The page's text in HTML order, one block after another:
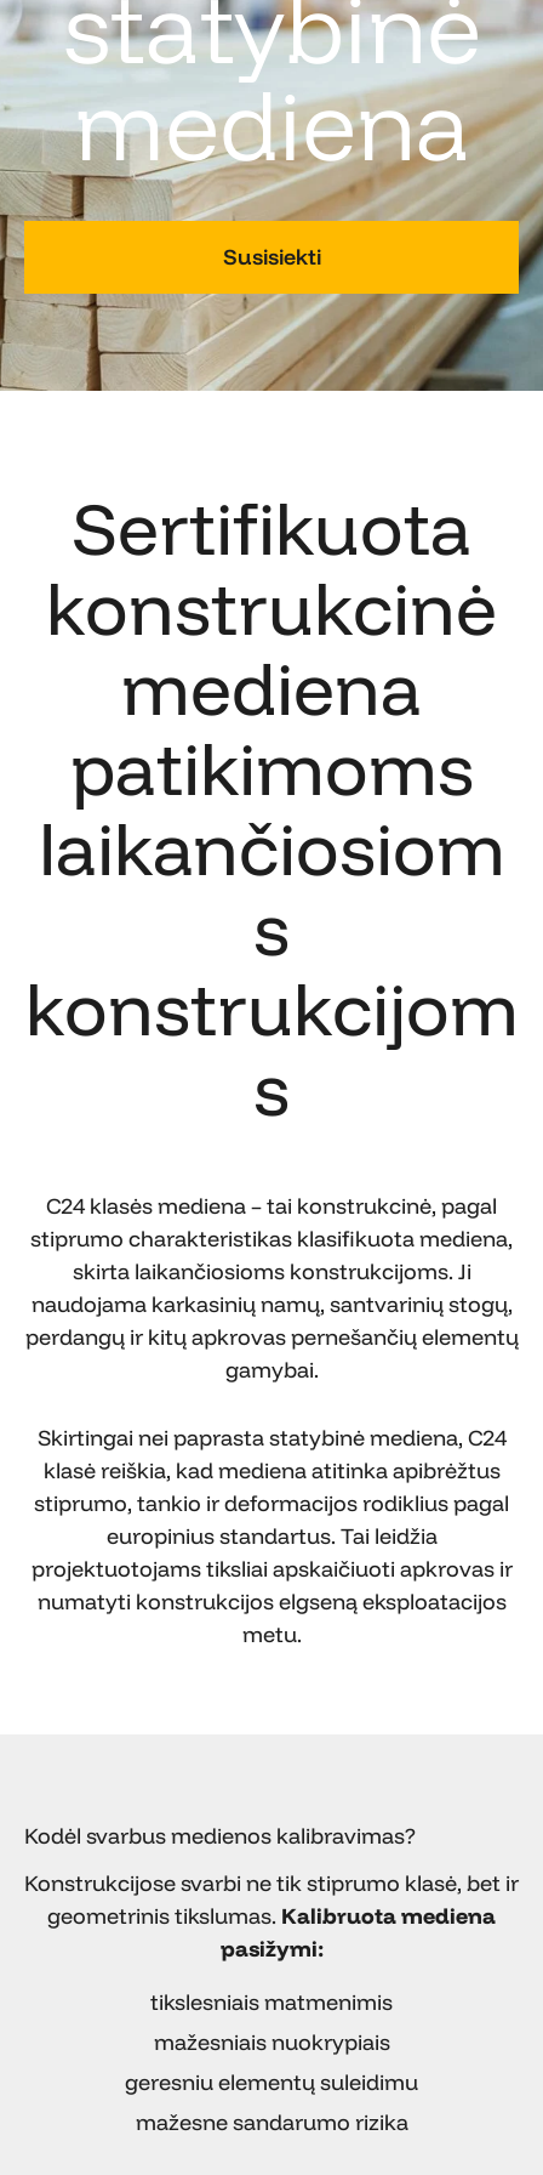
statybinė
mediena
Susisiekti
Sertifikuota
konstrukcinė
mediena
patikimoms
laikančiosiom
s
konstrukcijom
s
C24 klasės mediena – tai konstrukcinė, pagal
stiprumo charakteristikas klasifikuota mediena,
skirta laikančiosioms konstrukcijoms. Ji
naudojama karkasinių namų, santvarinių stogų,
perdangų ir kitų apkrovas pernešančių elementų
gamybai.
Skirtingai nei paprasta statybinė mediena, C24
klasė reiškia, kad mediena atitinka apibrėžtus
stiprumo, tankio ir deformacijos rodiklius pagal
europinius standartus. Tai leidžia
projektuotojams tiksliai apskaičiuoti apkrovas ir
numatyti konstrukcijos elgseną eksploatacijos
metu.
Kodėl svarbus medienos kalibravimas?
Konstrukcijose svarbi ne tik stiprumo klasė, bet ir
geometrinis tikslumas. Kalibruota mediena
pasižymi:
tikslesniais matmenimis
mažesniais nuokrypiais
geresniu elementų suleidimu
mažesne sandarumo rizika